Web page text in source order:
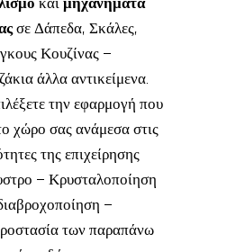
σε Δάπεδα, Σκάλες,
Κουζίνας –
άλλα αντικείμενα.
την εφαρμογή που
χώρο σας ανάμεσα στις
της επιχείρησης
– Κρυσταλοποίηση
–
των παραπάνω